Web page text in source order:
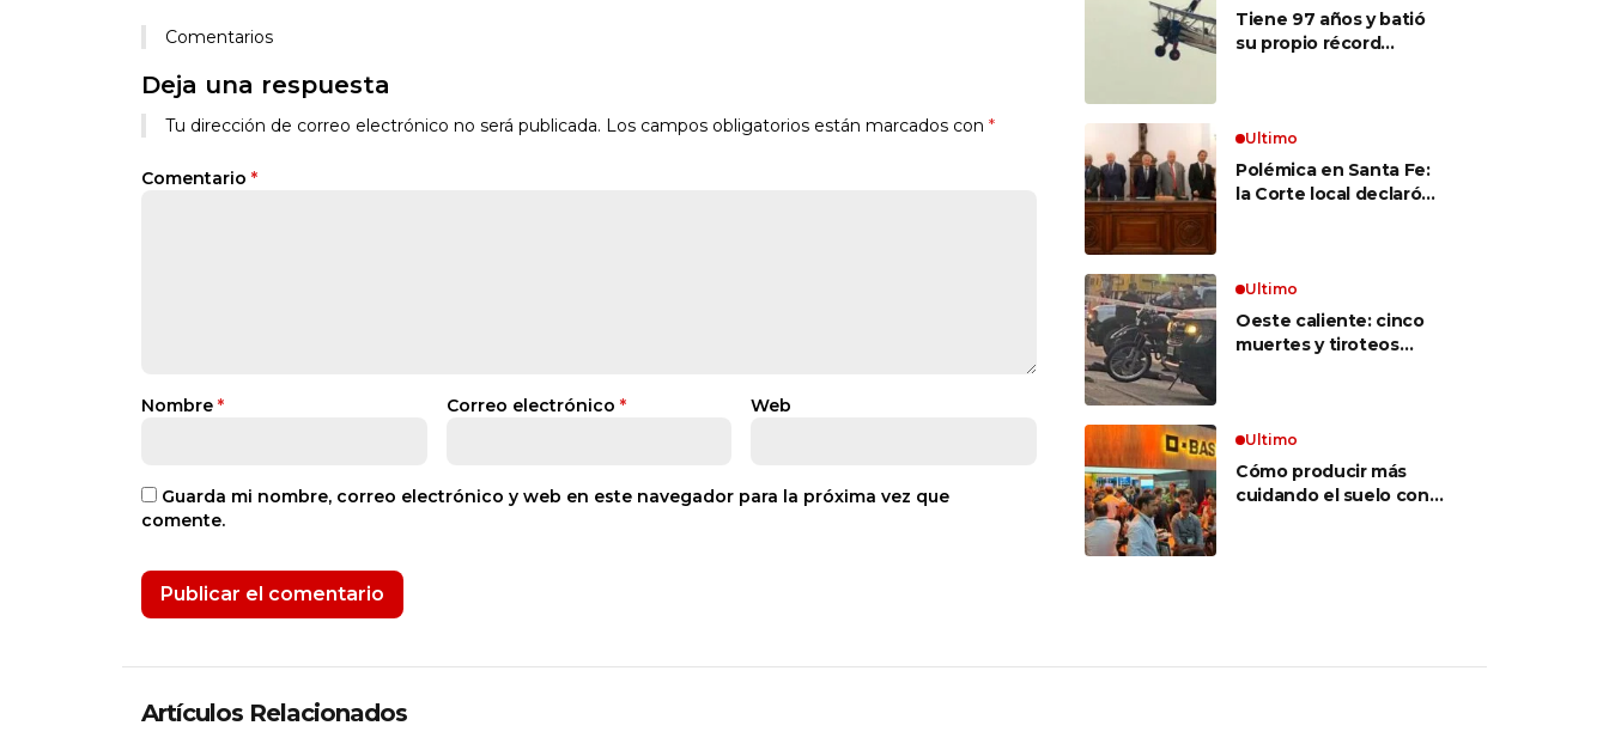
Comentarios
Deja una respuesta
Tu dirección de correo electrónico no será publicada. Los campos obligatorios están marcados con *
Comentario *
Nombre * Correo electrónico * Web
Guarda mi nombre, correo electrónico y web en este navegador para la próxima vez que
comente.
Tiene 97 años y batió
su propio récord
sobre las alas de un
avión en movimiento:
«Las palabras ‘no
Ultimo
Polémica en Santa Fe:
la Corte local declaró
haberes de $ 18
millones
Ultimo
Oeste caliente: cinco
muertes y tiroteos
Ultimo
Cómo producir más
cuidando el suelo con
Artículos Relacionados